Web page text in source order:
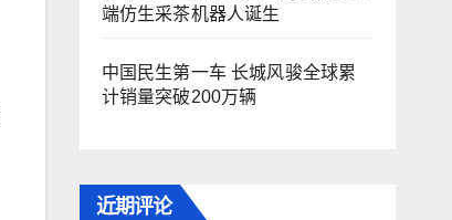
端仿生采茶机器人诞生
中国民生第一车 长城风骏全球累
计销量突破200万辆
近期评论